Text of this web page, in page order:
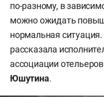
по-разному, в
можно ожидать
нормальная
рассказала
ассоциации
Юшутина.